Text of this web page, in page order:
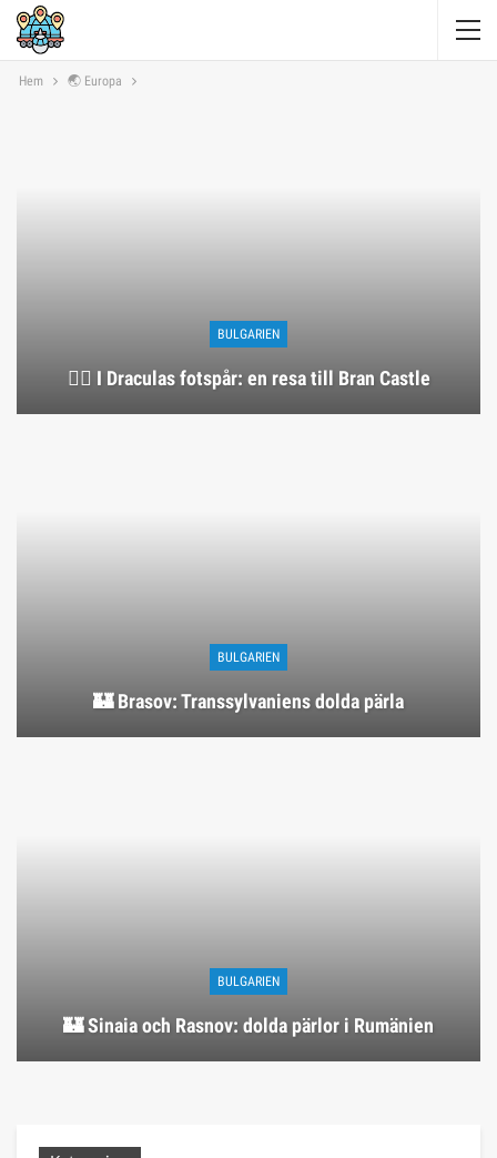
Hem 🌏 Europa
BULGARIEN
🧛‍♂️ I Draculas fotspår: en resa till Bran Castle
BULGARIEN
🏰 Brasov: Transsylvaniens dolda pärla
BULGARIEN
🏰 Sinaia och Rasnov: dolda pärlor i Rumänien